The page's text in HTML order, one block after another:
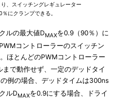
、スイッチングレギュレーター
にクランプできる。
ルの最大値DMAXを0.9（90％）に
コントローラーのスイッチン
ほとんどのPWMコントローラー
で動作せず、一定のデッドタイ
例の場合、デッドタイムは300ns
ルDMAXを0.9にする場合、ドライ